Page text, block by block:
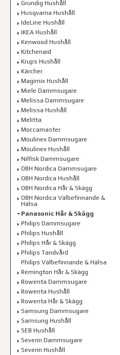
Grundig Hushåll
Husqvarna Hushåll
IdeLine Hushåll
IKEA Hushåll
Kenwood Hushåll
Kitchenaid
Krups Hushåll
Kärcher
Magimix Hushåll
Miele Dammsugare
Melissa Dammsugare
Melissa Hushåll
Melitta
Moccamaster
Moulinex Dammsugare
Moulinex Hushåll
Nilfisk Dammsugare
OBH Nordica Dammsugare
OBH Nordica Hushåll
OBH Nordica Hår & Skägg
OBH Nordica Välbefinnande &
Hälsa
Panasonic Hår & Skägg
Philips Dammsugare
Philips Hushåll
Philips Hår & Skägg
Philips Tandvård
Philips Välbefinnande & Hälsa
Remington Hår & Skägg
Rowenta Dammsugare
Rowenta Hushåll
Rowenta Hår & Skägg
Samsung Dammsugare
Samsung Hushåll
SEB Hushåll
Severin Dammsugare
Severin Hushåll